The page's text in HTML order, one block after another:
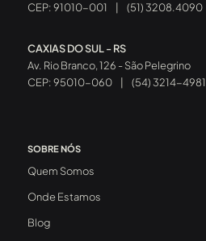
CEP: 91010-001
(51) 3208.4090
CAXIAS DO SUL - RS
Av. Rio Branco, 126 - São Pelegrino
CEP: 95010-060
(54) 3214-4981
SOBRE NÓS
Quem Somos
Onde Estamos
Blog